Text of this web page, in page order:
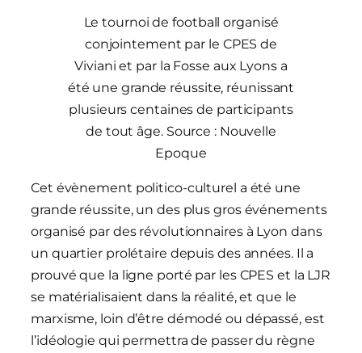
Le tournoi de football organisé
conjointement par le CPES de
Viviani et par la Fosse aux Lyons a
été une grande réussite, réunissant
plusieurs centaines de participants
de tout âge. Source : Nouvelle
Epoque
Cet évènement politico-culturel a été une
grande réussite, un des plus gros événements
organisé par des révolutionnaires à Lyon dans
un quartier prolétaire depuis des années. Il a
prouvé que la ligne porté par les CPES et la LJR
se matérialisaient dans la réalité, et que le
marxisme, loin d’être démodé ou dépassé, est
l’idéologie qui permettra de passer du règne